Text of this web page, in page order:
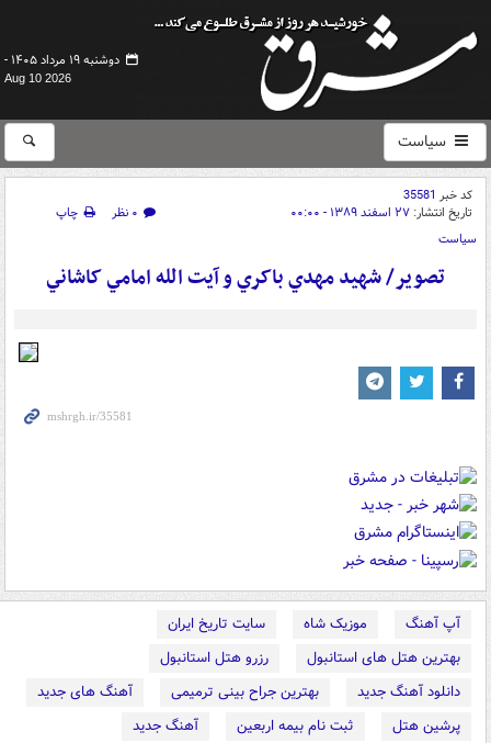
دوشنبه ۱۹ مرداد ۱۴۰۵ -
Aug 10 2026
سیاست
کد خبر 35581
تاریخ انتشار: ۲۷ اسفند ۱۳۸۹ - ۰۰:۰۰ ۰ نظر
چاپ
سیاست
تصوير/ شهيد مهدي باکري و آيت الله امامي کاشاني
آپ آهنگ موزیک شاه
سایت تاریخ ایران
بهترین هتل های استانبول
رزرو هتل استانبول
دانلود آهنگ جدید
بهترین جراح بینی ترمیمی
آهنگ های جدید
پرشین هتل
ثبت نام بیمه اربعین
آهنگ جدید